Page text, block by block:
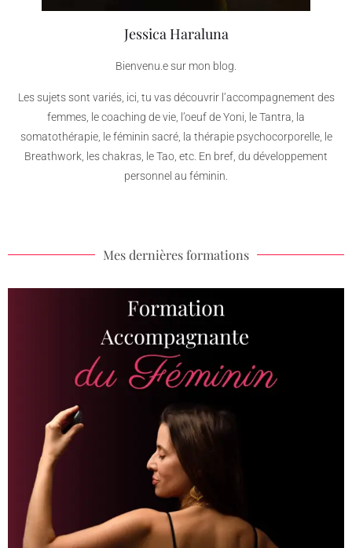
Jessica Haraluna
Bienvenu.e sur mon blog.
Les sujets sont variés, ici, tu vas découvrir l’accompagnement des
femmes, le coaching de vie, l’oeuf de Yoni, le Tantra, la
somatothérapie, le féminin sacré, la thérapie psychocorporelle, le
Breathwork, les chakras, le Tao, etc. En bref, du développement
personnel au féminin.
Mes dernières formations